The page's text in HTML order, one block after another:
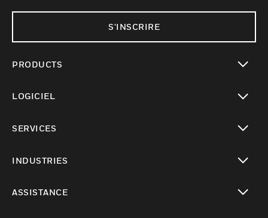
S'INSCRIRE
PRODUCTS
LOGICIEL
SERVICES
INDUSTRIES
ASSISTANCE